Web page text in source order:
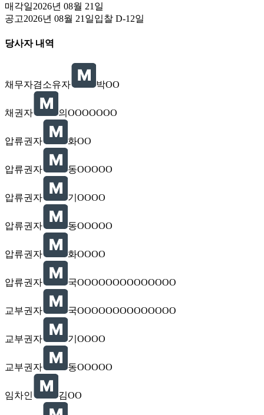
매각일2026년 08월 21일
공고2026년 08월 21일입찰 D-12일
당사자 내역
채무자겸소유자 박OO
채권자 의OOOOOOO
압류권자 화OO
압류권자 동OOOOO
압류권자 기OOOO
압류권자 동OOOOO
압류권자 화OOOO
압류권자 국OOOOOOOOOOOOOO
교부권자 국OOOOOOOOOOOOOO
교부권자 기OOOO
교부권자 동OOOOO
임차인 김OO